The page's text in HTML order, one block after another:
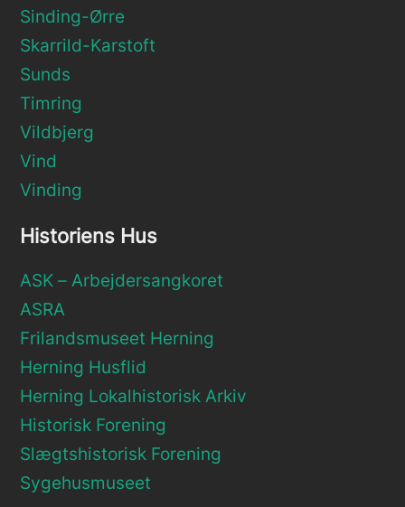
Sinding-Ørre
Skarrild-Karstoft
Sunds
Timring
Vildbjerg
Vind
Vinding
Historiens Hus
ASK – Arbejdersangkoret
ASRA
Frilandsmuseet Herning
Herning Husflid
Herning Lokalhistorisk Arkiv
Historisk Forening
Slægtshistorisk Forening
Sygehusmuseet